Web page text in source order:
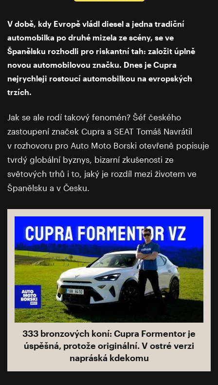
V době, kdy Evropě vládl diesel a jedna tradiční
automobilka po druhé mizela ze scény, se ve
Španělsku rozhodli pro riskantní tah: založit úplně
novou automobilovou značku. Dnes je Cupra
nejrychleji rostoucí automobilkou na evropských
trzích.
Jak se ale rodí takový fenomén? Šéf českého
zastoupení značek Cupra a SEAT Tomáš Navrátil
v rozhovoru pro Auto Moto Borski otevřeně popisuje
tvrdý globální byznys, bizarní zkušenosti ze
světových trhů i to, jaký je rozdíl mezi životem ve
Španělsku a v Česku.
333 bronzových koní: Cupra Formentor je
úspěšná, protože originální. V ostré verzi
napráská kdekomu